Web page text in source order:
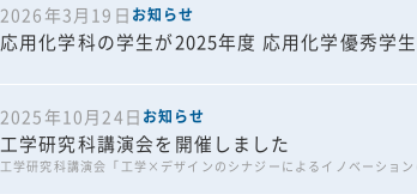
2026年3月19日 お知らせ
応用化学科の学生が2025年度 応用化学優秀学
2025年10月24日 お知らせ
工学研究科講演会を開催しました
工学研究科講演会「工学×デザインのシナジーによるイノベーション